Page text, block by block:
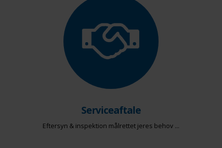
Serviceaftale
Eftersyn & inspektion målrettet jeres behov ...